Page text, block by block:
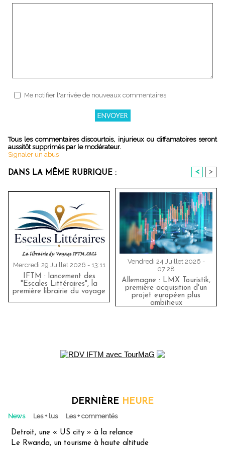
Me notifier l'arrivée de nouveaux commentaires
Tous les commentaires discourtois, injurieux ou diffamatoires seront
aussitôt supprimés par le modérateur.
Signaler un abus
DANS LA MÊME RUBRIQUE : < >
Mercredi 29 Juillet 2026 - 13:11
IFTM : lancement des
"Escales Littéraires", la
première librairie du voyage
Vendredi 24 Juillet 2026 -
07:28
Allemagne : LMX Touristik,
première acquisition d'un
projet européen plus
ambitieux
DERNIÈRE HEURE
News Les + lus Les + commentés
Detroit, une « US city » à la relance
Le Rwanda, un tourisme à haute altitude